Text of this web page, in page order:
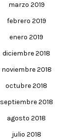
marzo 2019
febrero 2019
enero 2019
diciembre 2018
noviembre 2018
octubre 2018
septiembre 2018
agosto 2018
julio 2018